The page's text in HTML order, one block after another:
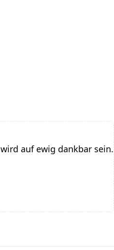
wird auf ewig dankbar sein.